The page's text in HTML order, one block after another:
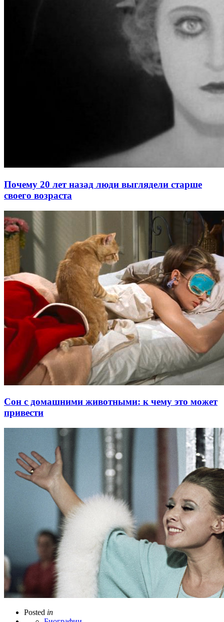
Почему 20 лет назад люди выглядели старше
своего возраста
Сон с домашними животными: к чему это может
привести
Posted in